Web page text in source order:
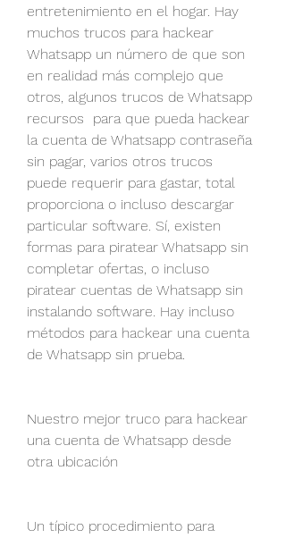
entretenimiento en el hogar. Hay
muchos trucos para hackear
Whatsapp un número de que son
en realidad más complejo que
otros, algunos trucos de Whatsapp
recursos  para que pueda hackear
la cuenta de Whatsapp contraseña
sin pagar, varios otros trucos
puede requerir para gastar, total
proporciona o incluso descargar
particular software. Sí, existen
formas para piratear Whatsapp sin
completar ofertas, o incluso
piratear cuentas de Whatsapp sin
instalando software. Hay incluso
métodos para hackear una cuenta
de Whatsapp sin prueba.
Nuestro mejor truco para hackear
una cuenta de Whatsapp desde
otra ubicación
Un típico procedimiento para